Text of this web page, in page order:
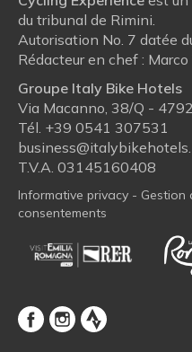
du tribunal de Rimini.
Autorisation No. 7 datée
Rédacteur en chef :
Groupe Italy Bike Hotels
Via Macanno, 38/Q -
Tél. +39 0541 307531
T.V.A. 03145160408
Informative privacy - Gestion
consentements